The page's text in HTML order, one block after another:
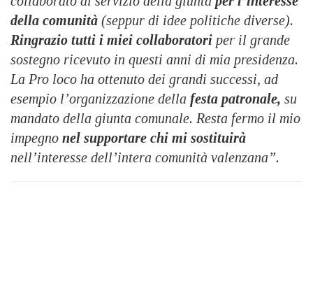
della comunità (seppur di idee politiche diverse).
Ringrazio tutti i miei collaboratori per il grande
sostegno ricevuto in questi anni di mia presidenza.
La Pro loco ha ottenuto dei grandi successi, ad
esempio l’organizzazione della festa patronale, su
mandato della giunta comunale. Resta fermo il mio
impegno nel supportare chi mi sostituirà
nell’interesse dell’intera comunità valenzana”.